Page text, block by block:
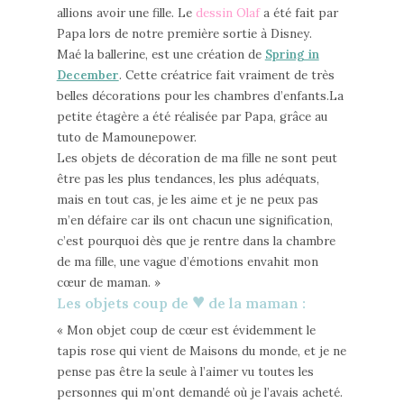
allions avoir une fille. Ledessin Olafa été fait par
Papa lors de notre première sortie à Disney.
Maé la ballerine, est une création de Spring in
December. Cette créatrice fait vraiment de très
belles décorations pour les chambres d’enfants.La
petite étagère a été réalisée par Papa, grâce au
tuto de Mamounepower.
Les objets de décoration de ma fille ne sont peut
être pas les plus tendances, les plus adéquats,
mais en tout cas, je les aime et je ne peux pas
m’en défaire car ils ont chacun une signification,
c’est pourquoi dès que je rentre dans la chambre
de ma fille, une vague d’émotions envahit mon
cœur de maman. »
Les objets coup de ♥ de la maman :
« Mon objet coup de cœur est évidemment le
tapis rose qui vient de Maisons du monde, et je ne
pense pas être la seule à l’aimer vu toutes les
personnes qui m’ont demandé où je l’avais acheté.